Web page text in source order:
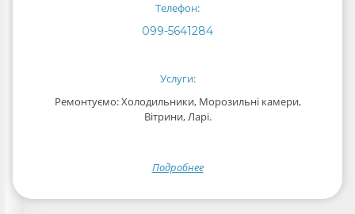
Телефон:
099-5641284
Услуги:
Ремонтуємо: Холодильники, Морозильні камери,
Вітрини, Ларі.
Подробнее